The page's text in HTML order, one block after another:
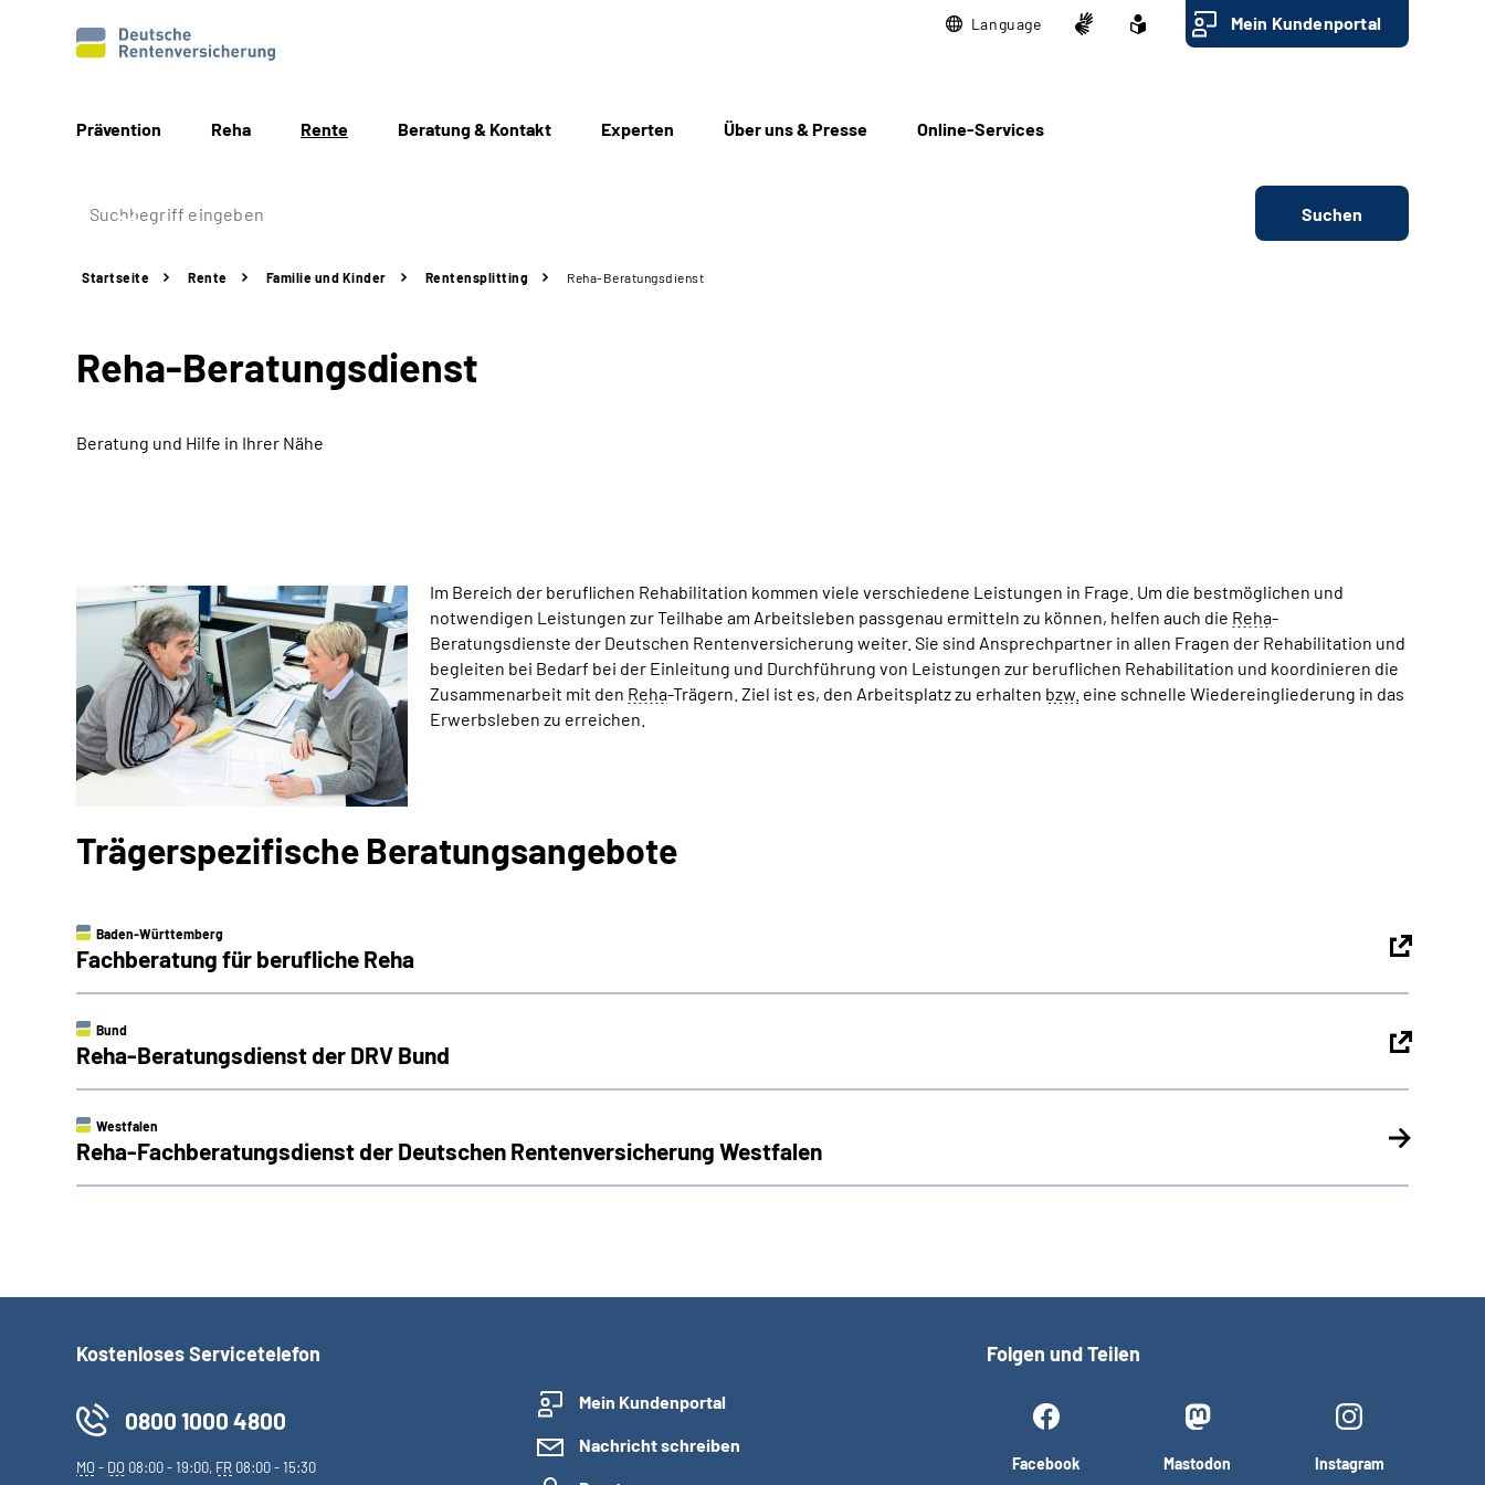
Language Mein Kundenportal
Prävention Reha Rente Beratung & Kontakt Experten Über uns & Presse Online-Services
Suchen
Startseite Rente Familie und Kinder Rentensplitting Reha-Beratungsdienst
Reha-Beratungsdienst
Beratung und Hilfe in Ihrer Nähe
Im Bereich der beruflichen Rehabilitation kommen viele verschiedene Leistungen in Frage. Um die bestmöglichen und
notwendigen Leistungen zur Teilhabe am Arbeitsleben passgenau ermitteln zu können, helfen auch die Reha-
Beratungsdienste der Deutschen Rentenversicherung weiter. Sie sind Ansprechpartner in allen Fragen der Rehabilitation und
begleiten bei Bedarf bei der Einleitung und Durchführung von Leistungen zur beruflichen Rehabilitation und koordinieren die
Zusammenarbeit mit den Reha-Trägern. Ziel ist es, den Arbeitsplatz zu erhalten bzw. eine schnelle Wiedereingliederung in das
Erwerbsleben zu erreichen.
Trägerspezifische Beratungsangebote
Baden-Württemberg
Fachberatung für berufliche Reha
Bund
Reha-Beratungsdienst der DRV Bund
Westfalen
Reha-Fachberatungsdienst der Deutschen Rentenversicherung Westfalen
Kostenloses Servicetelefon
0800 1000 4800
MO- DO 08:00 - 19:00, FR 08:00 - 15:30
Mein Kundenportal
Nachricht schreiben
Folgen und Teilen
Facebook Mastodon Instagram